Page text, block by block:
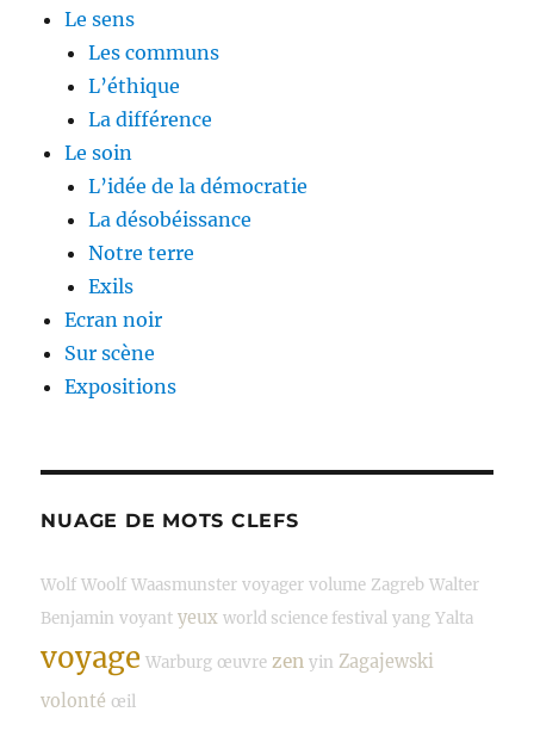
Le sens
Les communs
L’éthique
La différence
Le soin
L’idée de la démocratie
La désobéissance
Notre terre
Exils
Ecran noir
Sur scène
Expositions
NUAGE DE MOTS CLEFS
Wolf Woolf Waasmunster voyager volume Zagreb Walter
Benjamin voyant yeux world science festival yang Yalta
voyage Warburg œuvre zen yin Zagajewski
volonté œil